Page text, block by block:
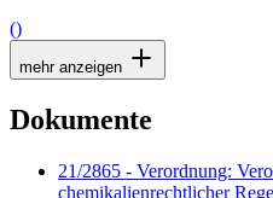
()
mehr anzeigen
Dokumente
21/2865 - Verordnung:
chemikalienrechtlicher